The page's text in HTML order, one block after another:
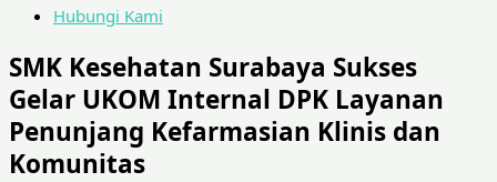
Hubungi Kami
SMK Kesehatan Surabaya Sukses
Gelar UKOM Internal DPK Layanan
Penunjang Kefarmasian Klinis dan
Komunitas